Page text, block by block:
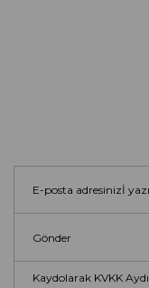
Gönder
Kaydolarak KVKK